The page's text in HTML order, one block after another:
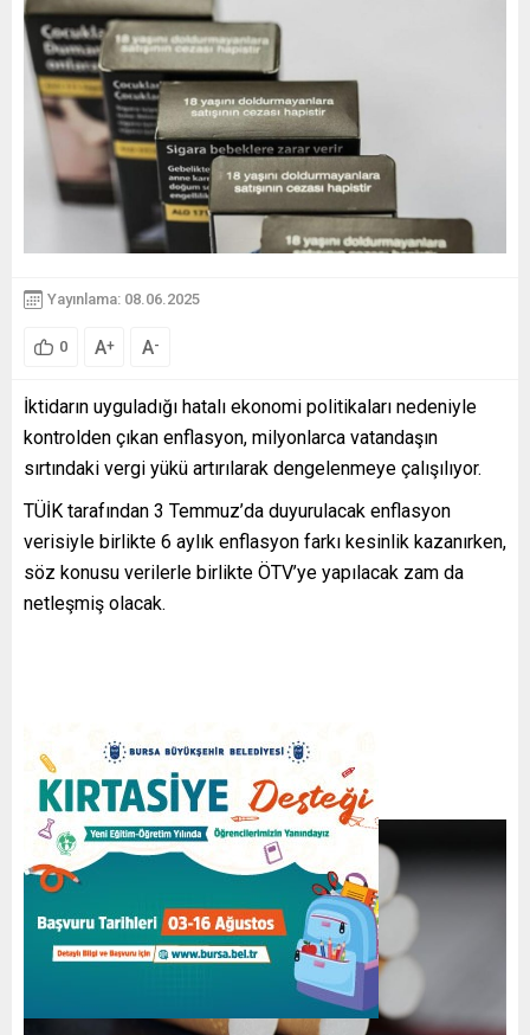
Yayınlama: 08.06.2025
0 A+ A-
İktidarın uyguladığı hatalı ekonomi politikaları nedeniyle
kontrolden çıkan enflasyon, milyonlarca vatandaşın
sırtındaki vergi yükü artırılarak dengelenmeye çalışılıyor.
TÜİK tarafından 3 Temmuz’da duyurulacak enflasyon
verisiyle birlikte 6 aylık enflasyon farkı kesinlik kazanırken,
söz konusu verilerle birlikte ÖTV’ye yapılacak zam da
netleşmiş olacak.